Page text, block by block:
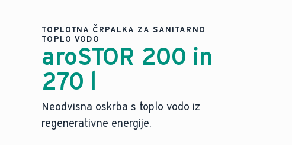
TOPLOTNA ČRPALKA ZA SANITARNO
TOPLO VODO
aroSTOR 200 in
270 l
Neodvisna oskrba s toplo vodo iz
regenerativne energije.